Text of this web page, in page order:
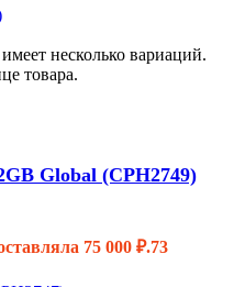
несколько вариаций.
товара.
Global (CPH2749)
75 000 ₽.73